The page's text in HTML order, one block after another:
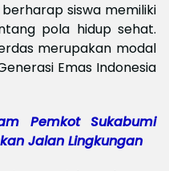
berharap siswa memiliki
pola hidup sehat.
merupakan modal
Emas Indonesia
Pemkot Sukabumi
Jalan Lingkungan